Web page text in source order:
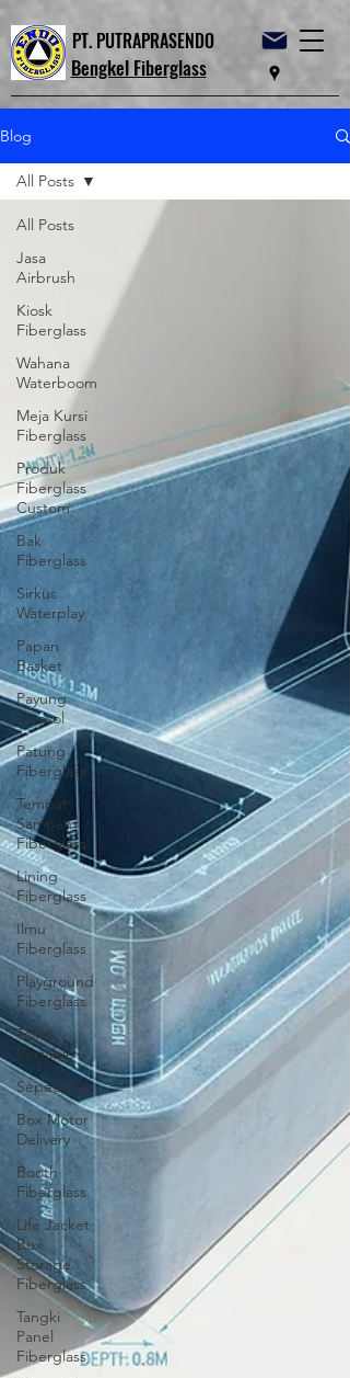
PT. PUTRAPRASENDO
Bengkel Fiberglass
Blog
All Posts
Jasa
Airbrush
Kiosk
Fiberglass
Wahana
Waterboom
Meja Kursi
Fiberglass
Produk
Fiberglass
Custom
Bak
Fiberglass
Sirkus
Waterplay
Papan
Basket
Payung
Parasol
Patung
Fiberglass
Tempat
Sampah
Fiberglass
Lining
Fiberglass
Ilmu
Fiberglass
Playground
Fiberglass
Toilet
Portable
Sepeda Air
Box Motor
Delivery
Booth
Fiberglass
Life Jacket
Box
Storage
Fiberglass
Tangki
Panel
Fiberglass
All Posts